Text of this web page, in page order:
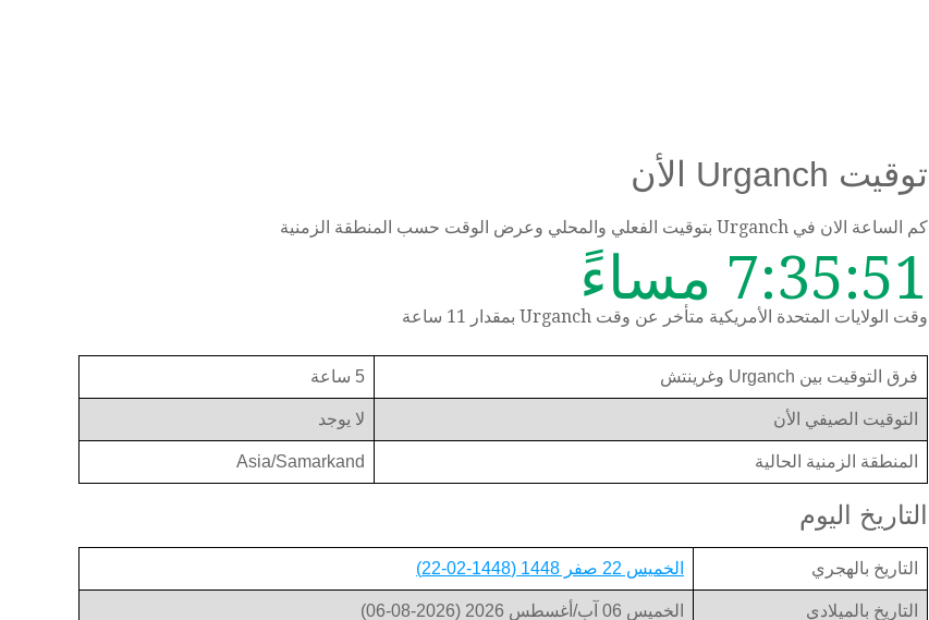
توقيت Urganch الأن
كم الساعة الان في Urganch بتوقيت الفعلي والمحلي وعرض الوقت حسب المنطقة الزمنية
7:35:52 مساءً
وقت الولايات المتحدة الأمريكية متأخر عن وقت Urganch بمقدار 11 ساعة
فرق التوقيت بين Urganch وغرينتش 5 ساعة
التوقيت الصيفي الأن لا يوجد
المنطقة الزمنية الحالية Asia/Samarkand
التاريخ اليوم
التاريخ بالهجري الخميس 22 صفر 1448 (1448-02-22)
التاريخ بالميلادي الخميس 06 آب/أغسطس 2026 (2026-08-06)